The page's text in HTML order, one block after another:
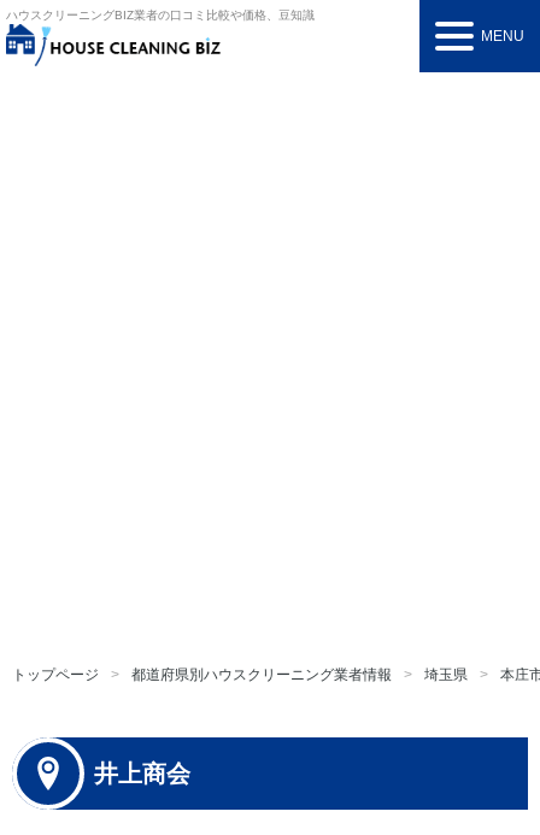
ハウスクリーニングBIZ業者の口コミ比較や価格、豆知識
MENU
トップページ 都道府県別ハウスクリーニング業者情報 埼玉県 本庄
井上商会